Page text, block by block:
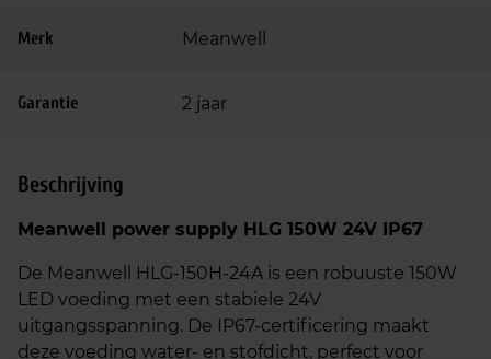
Merk Meanwell
Garantie 2 jaar
Beschrijving
Meanwell power supply HLG 150W 24V IP67
De Meanwell HLG-150H-24A is een robuuste 150W
LED voeding met een stabiele 24V
uitgangsspanning. De IP67-certificering maakt
deze voeding water- en stofdicht, perfect voor